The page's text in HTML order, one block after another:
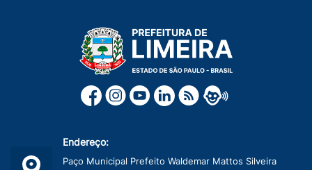
Endereço:
Paço Municipal Prefeito Waldemar Mattos Silveira